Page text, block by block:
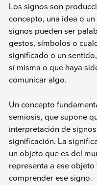
Los signos son
concepto, una idea o
signos pueden ser
gestos, símbolos o
significado o un
sí misma o que haya
comunicar algo.
Un concepto
semiosis, que supone
interpretación de
significación. La
un objeto que es del
representa a ese
comprender ese signo.